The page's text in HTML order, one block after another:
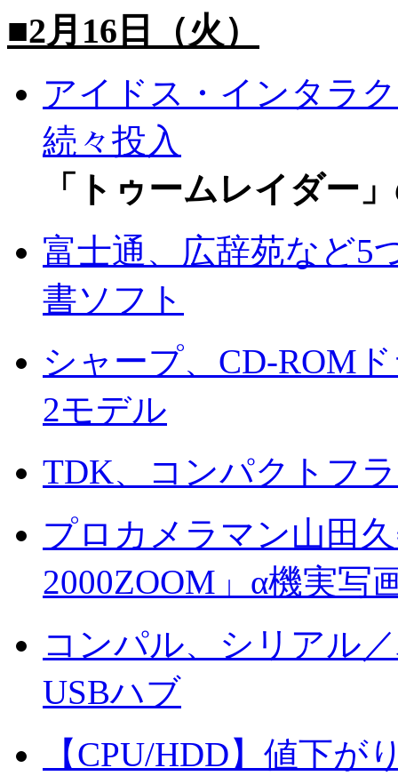
■2月16日（火）
アイドス・インタラ
続々投入
「トゥームレイダー
富士通、広辞苑など5
書ソフト
シャープ、CD-ROM
2モデル
TDK、コンパクトフ
プロカメラマン山田
2000ZOOM」α機実写
コンパル、シリアル
USBハブ
【CPU/HDD】値下が